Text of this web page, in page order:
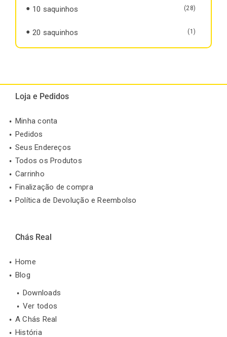
10 saquinhos (28)
20 saquinhos (1)
Loja e Pedidos
Minha conta
Pedidos
Seus Endereços
Todos os Produtos
Carrinho
Finalização de compra
Política de Devolução e Reembolso
Chás Real
Home
Blog
Downloads
Ver todos
A Chás Real
História